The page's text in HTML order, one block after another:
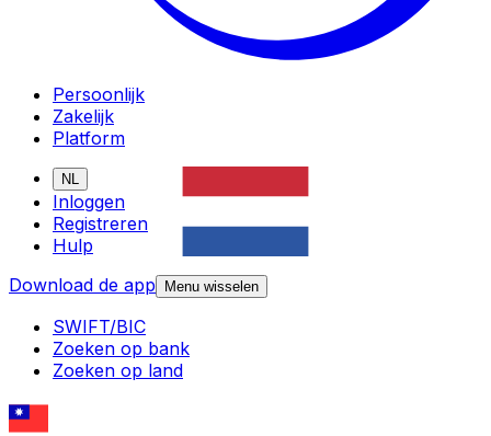
Persoonlijk
Zakelijk
Platform
NL
Inloggen
Registreren
Hulp
Download de app
Menu wisselen
SWIFT/BIC
Zoeken op bank
Zoeken op land